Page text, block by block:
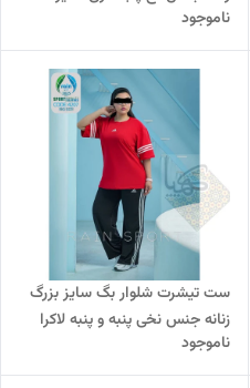
ناموجود
ست تیشرت شلوار بگ سایز بزرگ
زنانه جنس نخی پنبه و پنبه لاکرا
فری سایز 44 تا 50
ناموجود